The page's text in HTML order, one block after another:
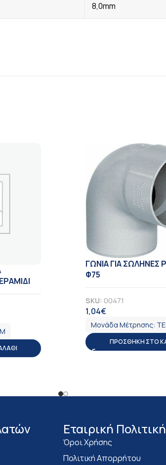
8,0mm
ΓΩΝΙΑ ΓΙΑ ΣΩΛΗΝΕΣ
Φ75
SKU: 00471
1,04€
Μονάδα Μέτρησης:
ΠΡΟΣΘΉΚΗ ΣΤΟ
Eταιρική Πολιτική
Όροι Χρήσης
Πολιτική Απορρήτου